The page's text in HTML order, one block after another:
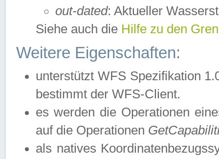
out-dated: Aktueller
Siehe auch die Hilfe zu den
Weitere Eigenschaften:
unterstützt WFS Spezifikation
bestimmt der WFS-Client.
es werden die Operationen
auf die Operationen
als natives